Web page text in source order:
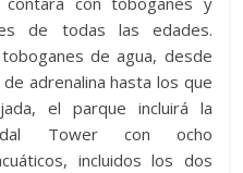
de todas las edades.
de agua, desde
adrenalina hasta los que
el parque incluirá la
Tower con ocho
incluidos los dos